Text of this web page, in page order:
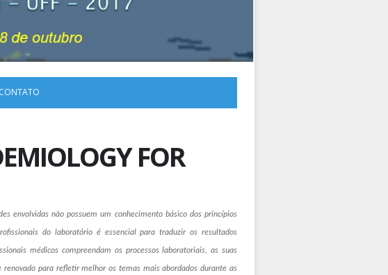
CONTATO
FOR
envolvidas não possuem um conhecimento básico dos princípios
do laboratório é essencial para traduzir os resultados
médicos compreendam os processos laboratoriais, as suas
para refletir melhor os temas mais abordados durante as